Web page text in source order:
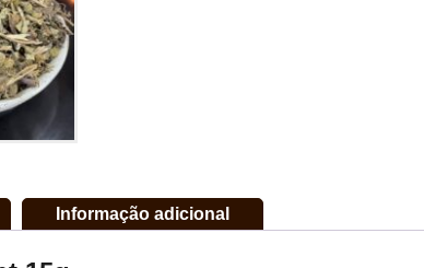
Informação adicional